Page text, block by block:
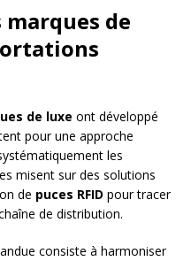
marques de
de luxe ont développé
pour une approche
les
misent sur des solutions
de puces RFID pour tracer
de distribution.
consiste à harmoniser